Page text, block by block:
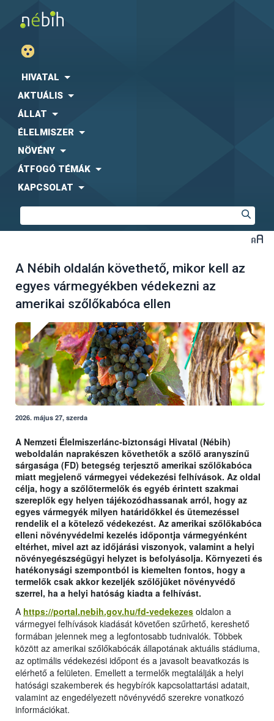
HIVATAL
AKTUÁLIS
ÁLLAT
ÉLELMISZER
NÖVÉNY
ÁTFOGÓ TÉMÁK
KAPCSOLAT
A Nébih oldalán követhető, mikor kell az
egyes vármegyékben védekezni az
amerikai szőlőkabóca ellen
2026. május 27, szerda
A Nemzeti Élelmiszerlánc-biztonsági Hivatal (Nébih)
weboldalán naprakészen követhetők a szőlő aranyszínű
sárgasága (FD) betegség terjesztő amerikai szőlőkabóca
miatt megjelenő vármegyei védekezési felhívások. Az oldal
célja, hogy a szőlőtermelők és egyéb érintett szakmai
szereplők egy helyen tájékozódhassanak arról, hogy az
egyes vármegyék milyen határidőkkel és ütemezéssel
rendelik el a kötelező védekezést. Az amerikai szőlőkabóca
elleni növényvédelmi kezelés időpontja vármegyénként
eltérhet, mivel azt az időjárási viszonyok, valamint a helyi
növényegészségügyi helyzet is befolyásolja. Környezeti és
hatékonysági szempontból is kiemelten fontos, hogy a
termelők csak akkor kezeljék szőlőjüket növényvédő
szerrel, ha a helyi hatóság kiadta a felhívást.
A https://portal.nebih.gov.hu/fd-vedekezes oldalon a
vármegyei felhívások kiadását követően szűrhető, kereshető
formában jelennek meg a legfontosabb tudnivalók. Többek
között az amerikai szőlőkabócák állapotának aktuális stádiuma,
az optimális védekezési időpont és a javasolt beavatkozás is
elérhető a felületen. Emellett a termelők megtalálják a helyi
hatósági szakemberek és hegybírók kapcsolattartási adatait,
valamint az engedélyezett növényvédő szerekre vonatkozó
információkat.